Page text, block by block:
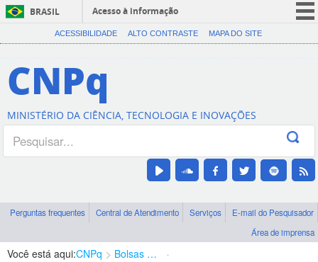
BRASIL
Acesso à informação
CORONAVÍRUS (COVID-19)
Canais
ACESSIBILIDADE ALTO CONTRASTE MAPA DO SITE
CNPq
MINISTÉRIO DA CIÊNCIA, TECNOLOGIA E INOVAÇÕES
Perguntas frequentes Central de Atendimento Serviços
E-mail do Pesquisador
Área de imprensa
Você está aqui:CNPq Bolsas e Auxílios Vigentes